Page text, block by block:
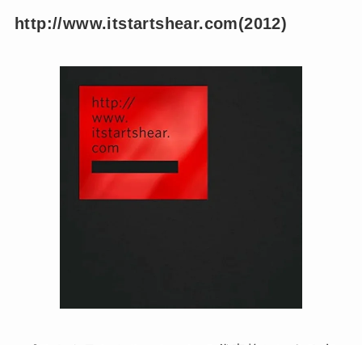
http://www.itstartshear.com(2012)